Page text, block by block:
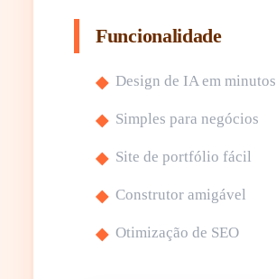
Funcionalidade
Design de IA em minutos
Simples para negócios
Site de portfólio fácil
Construtor amigável
Otimização de SEO